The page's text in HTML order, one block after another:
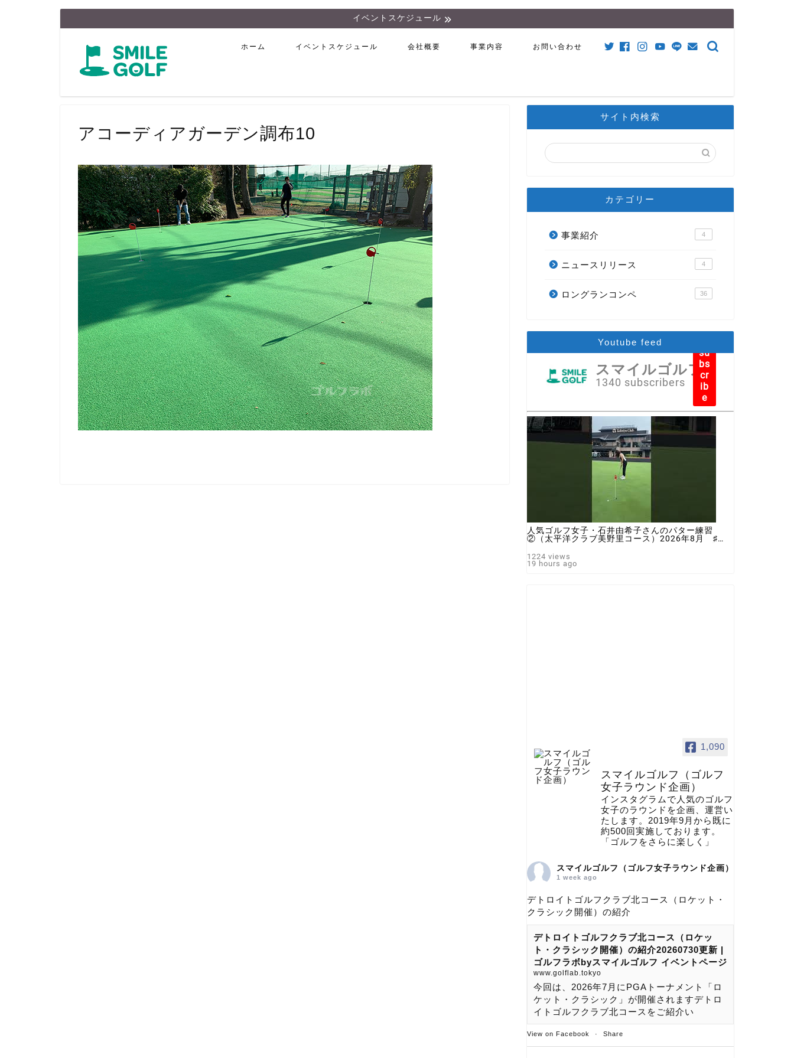
イベントスケジュール
ホーム イベントスケジュール 会社概要 事業内容 お問い合わせ
アコーディアガーデン調布10
サイト内検索
カテゴリー
事業紹介 4
ニュースリリース 4
ロングランコンペ 36
Youtube feed
スマイルゴルフ
1340 subscribers
su
bs
cr
ib
e
人気ゴルフ女子・石井由希子さんのパター練習
②（太平洋クラブ美野里コース）2026年8月 ♯ゴ
画 ♯スマイルゴルフ
1224 views
19 hours ago
1,090
スマイルゴルフ（ゴルフ
女子ラウンド企画）
インスタグラムで人気のゴルフ
女子のラウンドを企画、運営い
たします。2019年9月から既に
約500回実施しております。
「ゴルフをさらに楽しく」
スマイルゴルフ（ゴルフ女子ラウンド企画）
1 week ago
デトロイトゴルフクラブ北コース（ロケット・
クラシック開催）の紹介
デトロイトゴルフクラブ北コース（ロケッ
ト・クラシック開催）の紹介20260730更新 |
ゴルフラボbyスマイルゴルフ イベントページ
www.golflab.tokyo
今回は、2026年7月にPGAトーナメント「ロ
ケット・クラシック」が開催されますデトロ
イトゴルフクラブ北コースをご紹介い
View on Facebook · Share